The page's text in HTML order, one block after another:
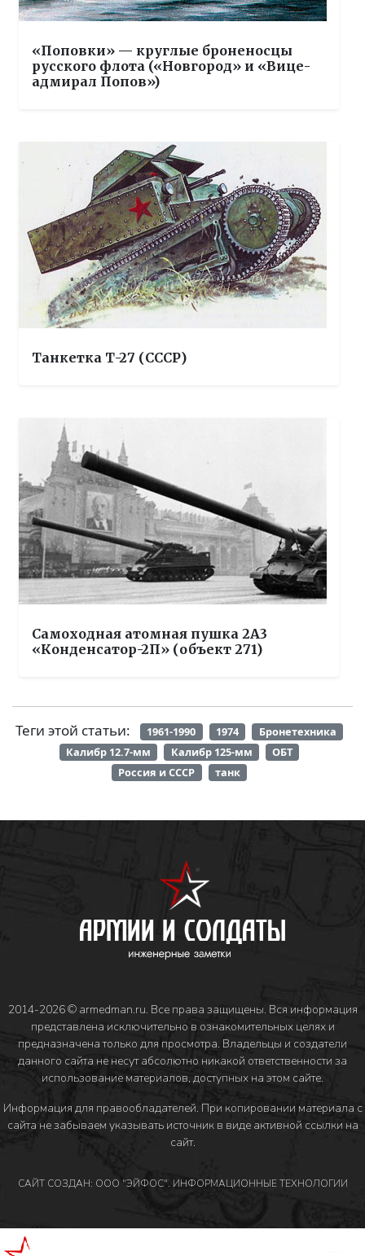
«Поповки» — круглые броненосцы
русского флота («Новгород» и «Вице-
адмирал Попов»)
Танкетка Т-27 (СССР)
Самоходная атомная пушка 2А3
«Конденсатор-2П» (объект 271)
Теги этой статьи: 1961-1990 1974
Бронетехника
Калибр 12.7-мм
Калибр 125-мм
ОБТ
Россия и СССР
танк
2014-2026 © armedman.ru. Все права защищены. Вся информация
представлена исключительно в ознакомительных целях и
предназначена только для просмотра. Владельцы и создатели
данного сайта не несут абсолютно никакой ответственности за
использование материалов, доступных на этом сайте.
Информация для правообладателей. При копировании материала с
сайта не забываем указывать источник в виде активной ссылки на
сайт.
САЙТ СОЗДАН: ООО "ЭЙФОС". ИНФОРМАЦИОННЫЕ ТЕХНОЛОГИИ